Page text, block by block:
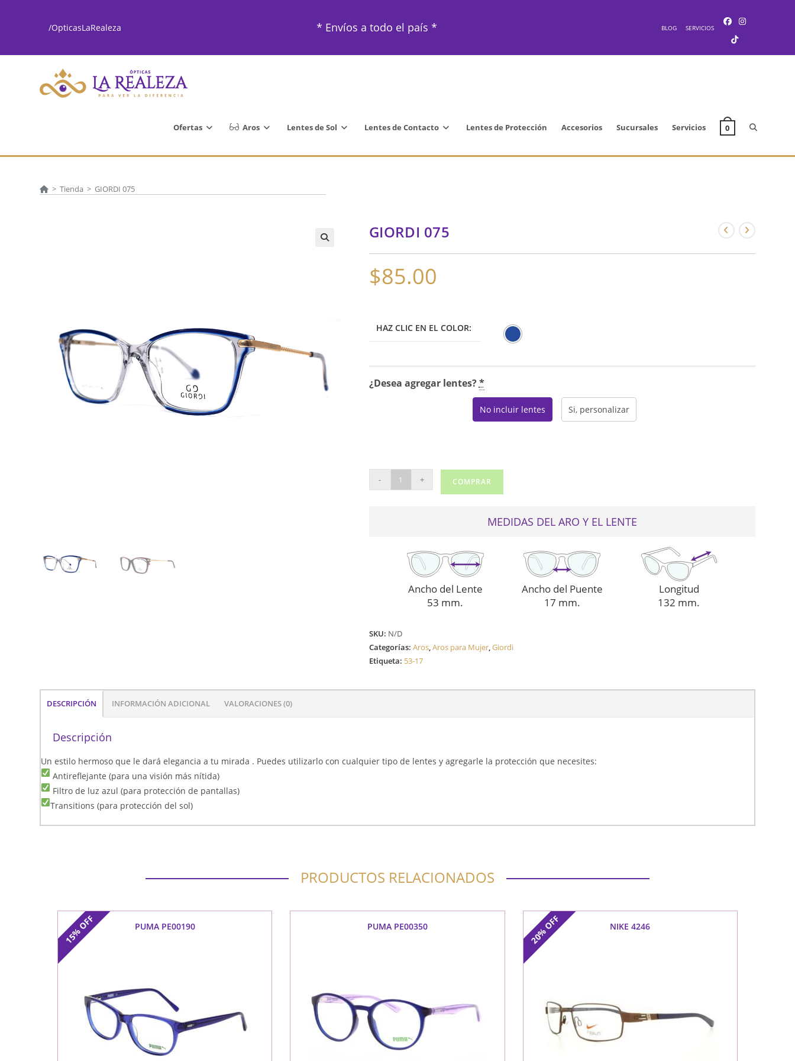
/OpticasLaRealeza * Envíos a todo el país * BLOG SERVICIOS
Ofertas Aros Lentes de Sol Lentes de Contacto Lentes de Protección Accesorios Sucursales Servicios 0 Alternar
la
> Tienda > GIORDI 075
GIORDI 075
$85.00
HAZ CLIC EN EL COLOR:
¿Desea agregar lentes?*
No incluir lentes Si, personalizar
075
- + COMPRAR
MEDIDAS DEL ARO Y EL LENTE
Ancho del Lente
53 mm.
Ancho del Puente
17 mm.
Longitud
132 mm.
SKU: N/D
Categorías: Aros,Aros para Mujer,Giordi
Etiqueta: 53-17
DESCRIPCIÓN INFORMACIÓN ADICIONAL VALORACIONES (0)
Descripción
Un estilo hermoso que le dará elegancia a tu mirada . Puedes utilizarlo con cualquier tipo de lentes y agregarle la protección que necesites:
Antireflejante (para una visión más nítida)
Filtro de luz azul (para protección de pantallas)
Transitions (para protección del sol)
PRODUCTOS RELACIONADOS
15%
OFF PUMA PE00190 PUMA PE00350 20%
OFF NIKE 4246